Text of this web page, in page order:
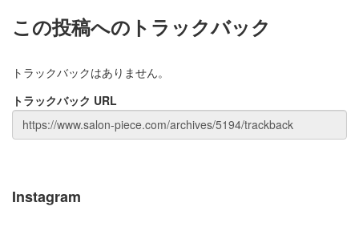
この投稿へのトラックバック
トラックバックはありません。
トラックバック URL
Instagram